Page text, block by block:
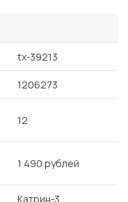
tx-39213
1206273
12
1 490 рублей
Катрин-3